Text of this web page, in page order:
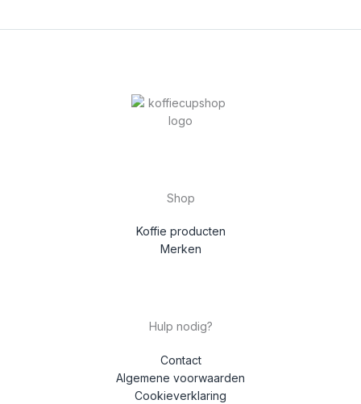
Shop
Koffie producten
Merken
Hulp nodig?
Contact
Algemene voorwaarden
Cookieverklaring